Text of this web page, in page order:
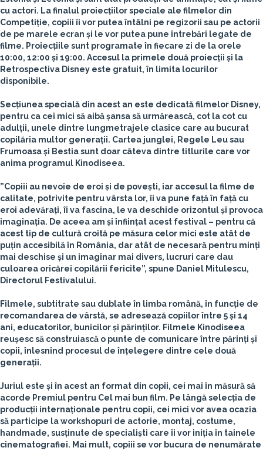
cu actori. La finalul proiecțiilor speciale ale filmelor din
Competiție, copiii îi vor putea întâlni pe regizorii sau pe actorii
de pe marele ecran și le vor putea pune întrebări legate de
filme. Proiecțiile sunt programate în fiecare zi de la orele
10:00, 12:00 și 19:00. Accesul la primele două proiecții și la
Retrospectiva Disney este gratuit, în limita locurilor
disponibile.
Secțiunea specială din acest an este dedicată filmelor Disney,
pentru ca cei mici să aibă șansa să urmărească, cot la cot cu
adulții, unele dintre lungmetrajele clasice care au bucurat
copilăria multor generații. Cartea junglei, Regele Leu sau
Frumoasa și Bestia sunt doar câteva dintre titlurile care vor
anima programul Kinodiseea.
”Copiii au nevoie de eroi și de povești, iar accesul la filme de
calitate, potrivite pentru vârsta lor, îi va pune față în față cu
eroi adevărați, îi va fascina, le va deschide orizontul și provoca
imaginația. De aceea am și înființat acest festival – pentru că
acest tip de cultură croită pe măsura celor mici este atât de
puțin accesibilă în România, dar atât de necesară pentru minți
mai deschise și un imaginar mai divers, lucruri care dau
culoarea oricărei copilării fericite”, spune Daniel Mitulescu,
Directorul Festivalului.
Filmele, subtitrate sau dublate în limba română, în funcție de
recomandarea de vârstă, se adresează copiilor între 5 și 14
ani, educatorilor, bunicilor și părinților. Filmele Kinodiseea
reușesc să construiască o punte de comunicare între părinți și
copii, înlesnind procesul de înțelegere dintre cele două
generații.
Juriul este și în acest an format din copii, cei mai în măsură să
acorde Premiul pentru Cel mai bun film. Pe lângă selecția de
producții internaționale pentru copii, cei mici vor avea ocazia
să participe la workshopuri de actorie, montaj, costume,
handmade, susținute de specialiști care îi vor iniția în tainele
cinematografiei. Mai mult, copiii se vor bucura de nenumărate